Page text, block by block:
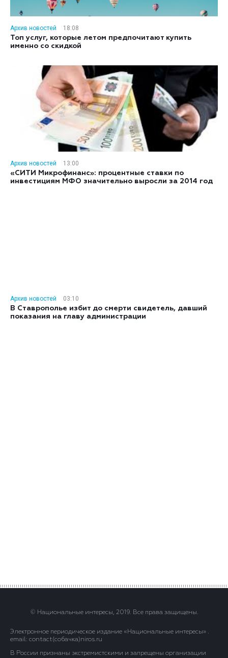
Архив новостей
18:08
Топ услуг, которые летом предпочитают купить
именно со скидкой
Архив новостей
13:00
«СИТИ Микрофинанс»: процентные ставки по
инвестициям МФО значительно выросли за 2014 год
Архив новостей
03:10
В Ставрополье избит до смерти свидетель, давший
показания на главу администрации
© Национальные интересы, 2019. Все права защищены.
Электронное периодическое издание «Национальные интересы» .
email: contact(сoбaчка)niros.ru
В России признаны экстремистскими и запрещены организации